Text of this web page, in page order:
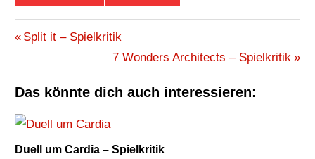
OPTIMIEREN
TAUSCH
Beitragsnavigation
Vorheriger
Split it – Spielkritik
Nächster
7 Wonders Architects – Spielkritik
Das könnte dich auch interessieren:
Duell um Cardia – Spielkritik